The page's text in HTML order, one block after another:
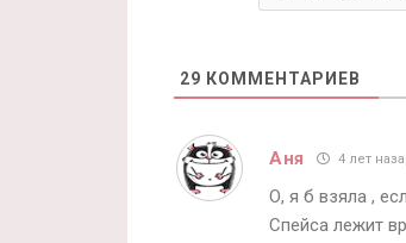
29 КОММЕНТАРИЕВ
Аня 4 лет
О, я б взяла ,
Спейса лежит